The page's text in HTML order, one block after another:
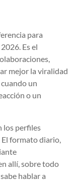
para
Es el
mejor la viralidad
un
o un
los perfiles
formato diario,
allí, sobre todo
hablar a